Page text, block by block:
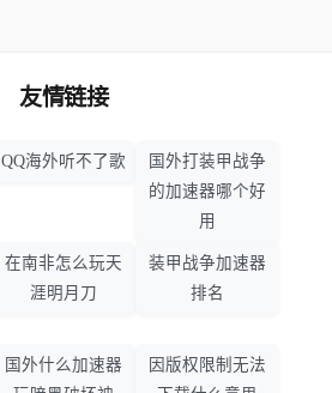
友情链接
QQ海外听不了歌
国外打装甲战争
的加速器哪个好
用
在南非怎么玩天
涯明月刀
装甲战争加速器
排名
国外什么加速器
因版权限制无法